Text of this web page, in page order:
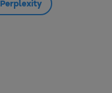
Perplexity